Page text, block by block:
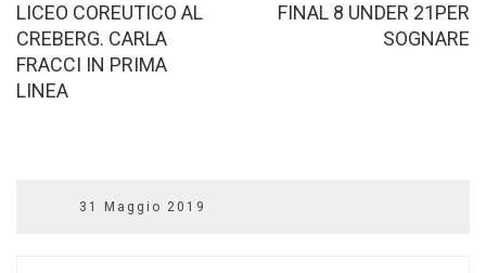
LICEO COREUTICO AL
CREBERG. CARLA
FRACCI IN PRIMA
LINEA
FINAL 8 UNDER 21PER
SOGNARE
31 Maggio 2019